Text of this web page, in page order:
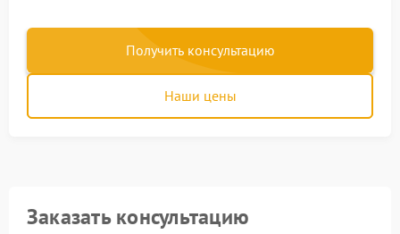
Получить консультацию
Наши цены
Заказать консультацию